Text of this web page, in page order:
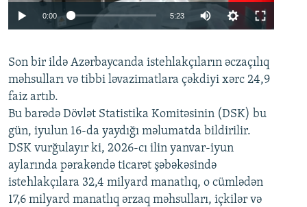
Auto 240p 360p 480p
720p 1080p
0:00 5:23
360p
480p
720p
1080p
Son bir ildə Azərbaycanda istehlakçıların əczaçılıq
məhsulları və tibbi ləvazimatlara çəkdiyi xərc 24,9
faiz artıb.
Bu barədə Dövlət Statistika Komitəsinin (DSK) bu
gün, iyulun 16-da yaydığı məlumatda bildirilir.
DSK vurğulayır ki, 2026-cı ilin yanvar-iyun
aylarında pərakəndə ticarət şəbəkəsində
istehlakçılara 32,4 milyard manatlıq, o cümlədən
17,6 milyard manatlıq ərzaq məhsulları, içkilər və